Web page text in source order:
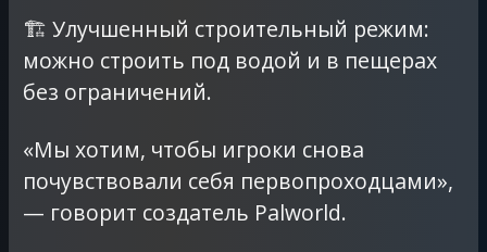
🏗️ Улучшенный строительный режим:
можно строить под водой и в пещерах
без ограничений.
«Мы хотим, чтобы игроки снова
почувствовали себя первопроходцами»,
— говорит создатель Palworld.